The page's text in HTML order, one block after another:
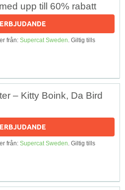
upp till 60% rabatt
från: Supercat Sweden. Giltig tills
– Kitty Boink, Da Bird
från: Supercat Sweden. Giltig tills